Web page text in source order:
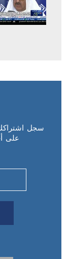
سجل
على